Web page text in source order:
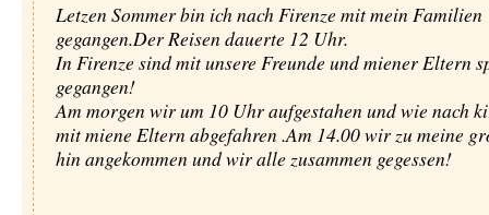
Letzen Sommer bin ich nach Firenze mit mein Familien
gegangen.Der Reisen dauerte 12 Uhr.
In Firenze sind mit unsere Freunde und miener Eltern
gegangen!
Am morgen wir um 10 Uhr aufgestahen und wie nach
mit miene Eltern abgefahren .Am 14.00 wir zu meine
hin angekommen und wir alle zusammen gegessen!